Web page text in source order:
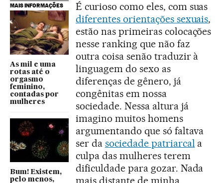
MAIS INFORMAÇÕES
As mil e uma
rotas até o
orgasmo
feminino,
contadas por
mulheres
Bum! Existem,
pelo menos,
É curioso como eles, com suas
diferentes orientações sexuais,
estão nas primeiras colocações
nesse ranking que não faz
outra coisa senão traduzir à
linguagem do sexo as
diferenças de gênero, já
congênitas em nossa
sociedade. Nessa altura já
imagino muitos homens
argumentando que só faltava
ser da sociedade patriarcal a
culpa das mulheres terem
dificuldade para gozar. Nada
mais distante de minha